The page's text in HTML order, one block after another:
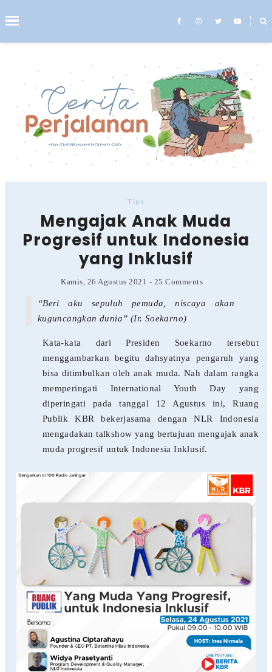
˟
Tips
Mengajak Anak Muda
Progresif untuk Indonesia
yang Inklusif
Kamis, 26 Agustus 2021 - 25 Comments
“Beri aku sepuluh pemuda, niscaya akan
kuguncangkan dunia” (Ir. Soekarno)
Kata-kata dari Presiden Soekarno tersebut
menggambarkan begitu dahsyatnya pengaruh yang
bisa ditimbulkan oleh anak muda. Nah dalam rangka
memperingati International Youth Day yang
diperingati pada tanggal 12 Agustus ini, Ruang
Publik KBR bekerjasama dengan NLR Indonesia
mengadakan talkshow yang bertujuan mengajak anak
muda progresif untuk Indonesia Inklusif.